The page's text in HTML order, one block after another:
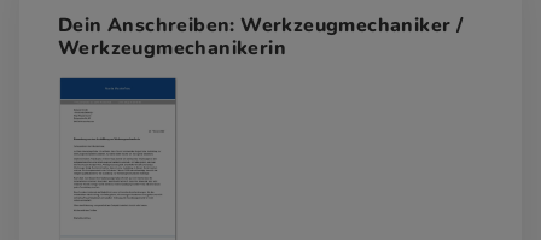
Dein Anschreiben: Werkzeugmechaniker /
Werkzeugmechanikerin